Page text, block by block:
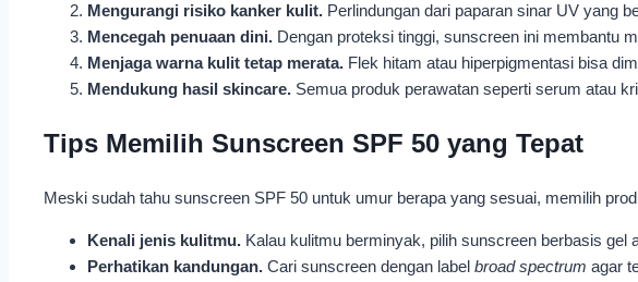
Mengurangi risiko kanker kulit. Perlindungan dari paparan sinar UV yang
Mencegah penuaan dini. Dengan proteksi tinggi, sunscreen ini membantu
Menjaga warna kulit tetap merata. Flek hitam atau hiperpigmentasi bisa
Mendukung hasil skincare. Semua produk perawatan seperti serum atau
Tips Memilih Sunscreen SPF 50 yang Tepat
Meski sudah tahu sunscreen SPF 50 untuk umur berapa yang sesuai, memilih
Kenali jenis kulitmu. Kalau kulitmu berminyak, pilih sunscreen berbasis gel
Perhatikan kandungan. Cari sunscreen dengan label broad spectrum agar